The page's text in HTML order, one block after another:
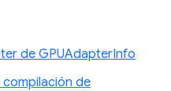
de GPUAdapterInfo
de